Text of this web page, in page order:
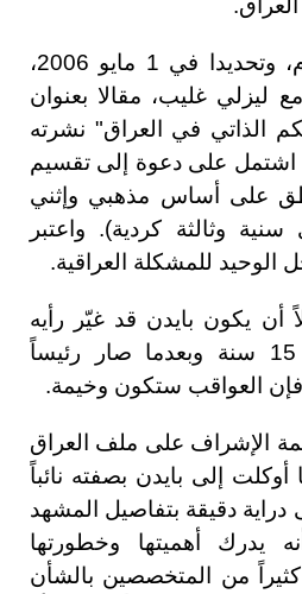
وبعد ذلك ببضعة أعوام، وتحديدا في 1 مايو 2006،
ليزلي غليب، مقالا بعنوان
الذاتي في العراق" نشرته
اشتمل على دعوة إلى تقسيم
على أساس مذهبي وإثني
وثالثة كردية). واعتبر
الوحيد للمشكلة العراقية.
أن يكون بايدن قد غيّر رأيه
اليوم بعد مرور نحو 15 سنة وبعدما صار رئيساً
فإن العواقب ستكون وخيمة.
الإشراف على ملف العراق
إلى بايدن بصفته نائباً
دقيقة بتفاصيل المشهد
يدرك أهميتها وخطورتها
كثيراً من المتخصصين بالشأن